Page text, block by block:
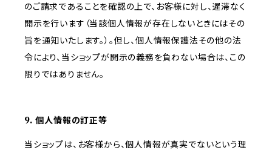
のご請求であることを確認の上で、お客様に対し、遅滞なく
開示を行います（当該個人情報が存在しないときにはその
旨を通知いたします。）。但し、個人情報保護法その他の法
令により、当ショップが開示の義務を負わない場合は、この
限りではありません。
9. 個人情報の訂正等
当ショップは、お客様から、個人情報が真実でないという理